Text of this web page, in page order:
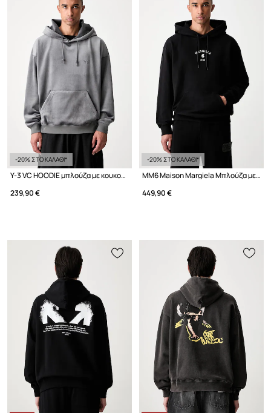
-20% ΣΤΟ ΚΑΛΑΘΙ*
Y-3 VC HOODIE μπλούζα με κουκούλα Ανδρική
239,90 €
-20% ΣΤΟ ΚΑΛΑΘΙ*
MM6 Maison Margiela Μπλούζα με κουκούλα βαμβακερή ανδρική
449,90 €